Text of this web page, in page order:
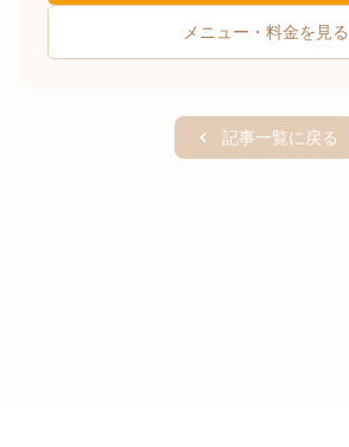
メニュー・料金を見る
記事一覧に戻る